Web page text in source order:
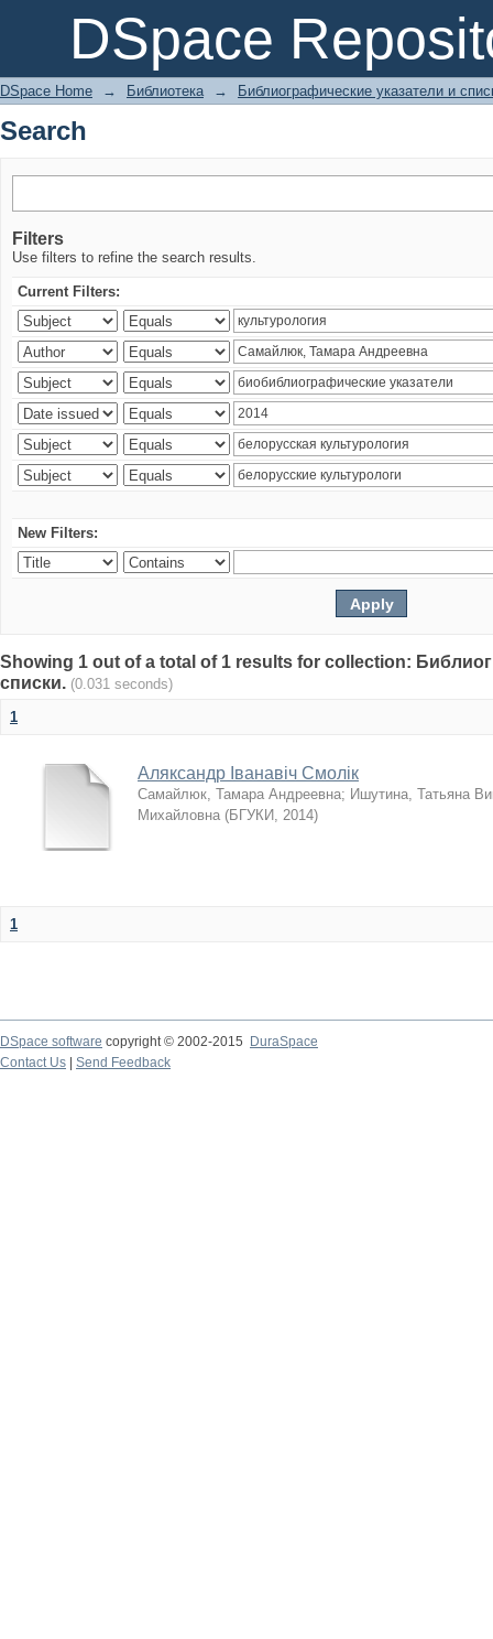
DSpace
Search
DSpace Home → Библиотека → Библиографические указатели и
Search
Filters
Use filters to refine the search results.
Current Filters:
New Filters:
Showing 1 out of a total of 1 results for collection:
списки. (0.031 seconds)
1
Аляксандр Іванавіч Смолік
Самайлюк, Тамара Андреевна; Ишутина, Татьяна
Михайловна (БГУКИ, 2014)
1
DSpace software copyright © 2002-2015
DuraSpace
Contact Us
Send Feedback